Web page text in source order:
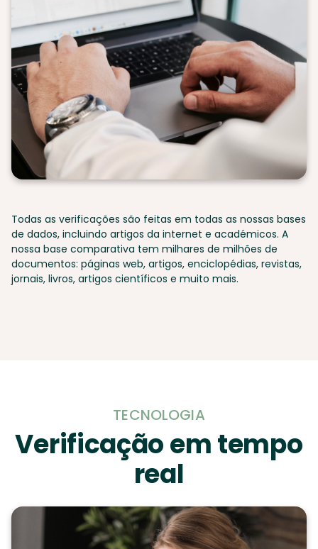
Todas as verificações são feitas em todas as nossas bases
de dados, incluindo artigos da internet e académicos. A
nossa base comparativa tem milhares de milhões de
documentos: páginas web, artigos, enciclopédias, revistas,
jornais, livros, artigos científicos e muito mais.
TECNOLOGIA
Verificação em tempo
real